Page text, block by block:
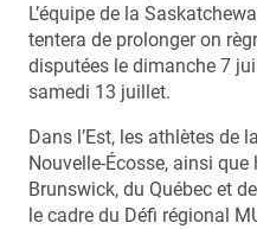
L’équipe de la
tentera de prolonger on
disputées le dimanche 7
samedi 13 juillet.
Dans l’Est, les athlètes de
Nouvelle-Écosse, ainsi
Brunswick, du Québec et
le cadre du Défi régional